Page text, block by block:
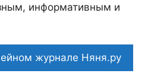
информативным и
журнале Няня.ру